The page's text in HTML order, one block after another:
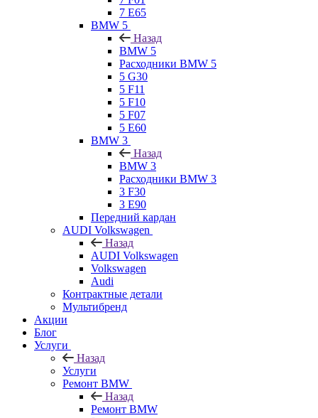
7 E65
BMW 5
Назад
BMW 5
Расходники BMW 5
5 G30
5 F11
5 F10
5 F07
5 E60
BMW 3
Назад
BMW 3
Расходники BMW 3
3 F30
3 E90
Передний кардан
AUDI Volkswagen
Назад
AUDI Volkswagen
Volkswagen
Audi
Контрактные детали
Мультибренд
Акции
Блог
Услуги
Назад
Услуги
Ремонт BMW
Назад
Ремонт BMW